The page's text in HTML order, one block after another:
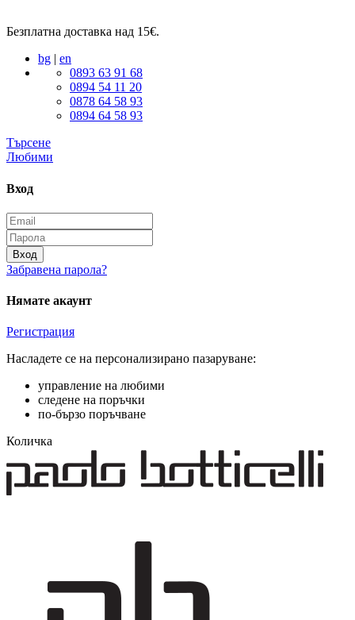
Безплатна доставка над 15€.
bg | en
0893 63 91 68
0894 54 11 20
0878 64 58 93
0894 64 58 93
Търсене
Любими
Вход
Вход
Забравена парола?
Нямате акаунт
Регистрация
Насладете се на персонализирано пазаруване:
управление на любими
следене на поръчки
по-бързо поръчване
Количка